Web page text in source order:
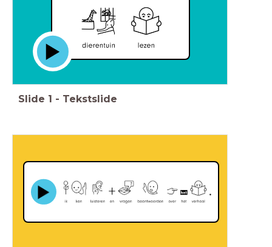
Slide 1 - Tekstslide